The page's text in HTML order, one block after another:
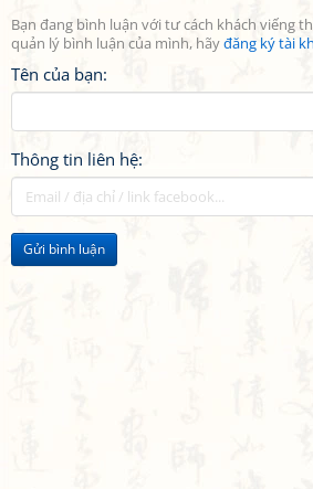
Bạn đang bình luận với tư cách khách viếng
quản lý bình luận của mình, hãyđăng ký tài
Tên của bạn:
Thông tin liên hệ:
Gửi bình luận